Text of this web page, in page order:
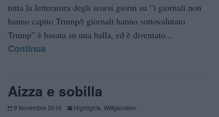
tutta la letteratura degli scorsi giorni su “i giornali non
hanno capito Trump/i giornali hanno sottovalutato
Trump” è basata su una balla, ed è diventato...
Continua
Aizza e sobilla
9 Novembre 2016 Highlights Wittgenstein